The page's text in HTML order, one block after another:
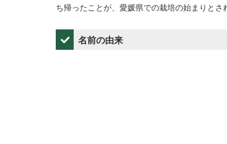
ち帰ったことが、愛媛県での栽培の始まりとさ
名前の由来